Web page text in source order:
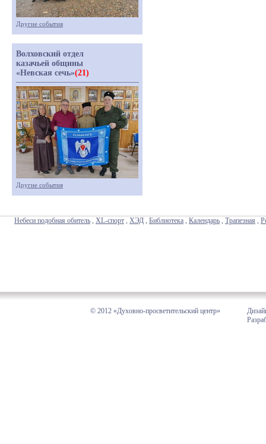
Другие события
Волховский отдел
казачьей общины
«Невская сечь»(21)
Другие события
Небеси подобная обитель , XL-спорт , ХЭД , Библиотека , Календарь , Трапезная ,
© 2012 «Духовно-просветительский центр»